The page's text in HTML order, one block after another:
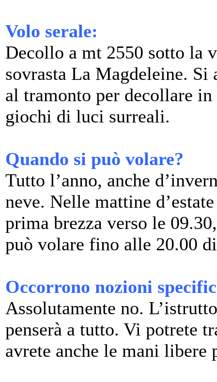
Volo serale:
Decollo a mt 2550 sotto la
sovrasta La Magdeleine.
al tramonto per decollare in
giochi di luci surreali.
Quando si può volare?
Tutto l’anno, anche
neve. Nelle mattine
prima brezza verso le
può volare fino alle 20.00
Occorrono nozioni
Assolutamente no.
penserà a tutto. Vi potrete
avrete anche le mani